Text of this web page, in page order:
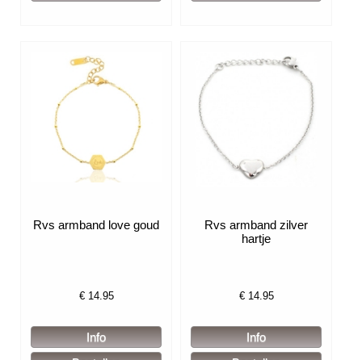
Rvs armband love goud
€ 14.95
Rvs armband zilver
hartje
€ 14.95